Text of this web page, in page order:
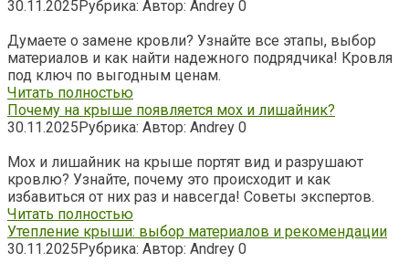
30.11.2025 Рубрика: Автор: Andrey 0
Думаете о замене кровли? Узнайте все этапы, выбор
материалов и как найти надежного подрядчика! Кровля
под ключ по выгодным ценам.
Читать полностью
Почему на крыше появляется мох и лишайник?
30.11.2025Рубрика: Автор: Andrey 0
Мох и лишайник на крыше портят вид и разрушают
кровлю? Узнайте, почему это происходит и как
избавиться от них раз и навсегда! Советы экспертов.
Читать полностью
Утепление крыши: выбор материалов и рекомендации
30.11.2025Рубрика: Автор: Andrey 0